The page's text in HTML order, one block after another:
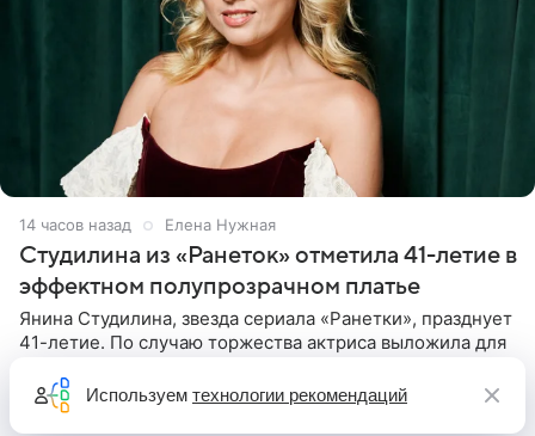
14 часов назад Елена Нужная
Студилина из «Ранеток» отметила 41-летие в
эффектном полупрозрачном платье
Янина Студилина, звезда сериала «Ранетки», празднует
41-летие. По случаю торжества актриса выложила для
прошлой ночью. В кадре артистка предстала в
вечернем
Используем технологии рекомендаций